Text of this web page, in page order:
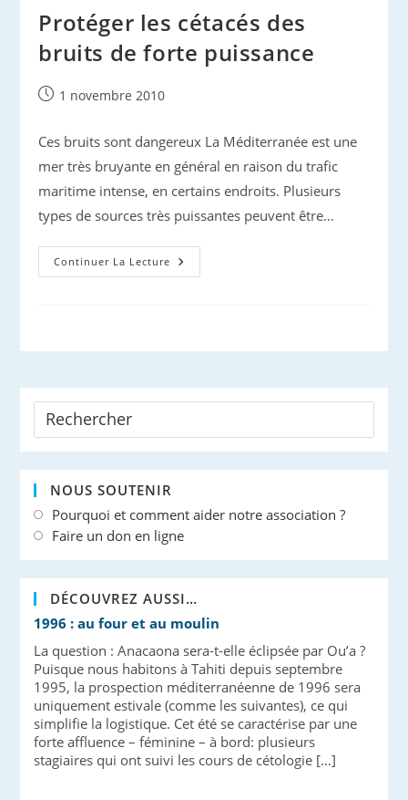
Protéger les cétacés des
bruits de forte puissance
Publication
1 novembre 2010
Ces bruits sont dangereux La Méditerranée est une
mer très bruyante en général en raison du trafic
maritime intense, en certains endroits. Plusieurs
types de sources très puissantes peuvent être…
Continuer La Lecture Protéger
Les
Puissance
NOUS SOUTENIR
Pourquoi et comment aider notre association ?
Faire un don en ligne
DÉCOUVREZ AUSSI…
1996 : au four et au moulin
La question : Anacaona sera-t-elle éclipsée par Ou’a ?
Puisque nous habitons à Tahiti depuis septembre
1995, la prospection méditerranéenne de 1996 sera
uniquement estivale (comme les suivantes), ce qui
simplifie la logistique. Cet été se caractérise par une
forte affluence – féminine – à bord: plusieurs
stagiaires qui ont suivi les cours de cétologie […]